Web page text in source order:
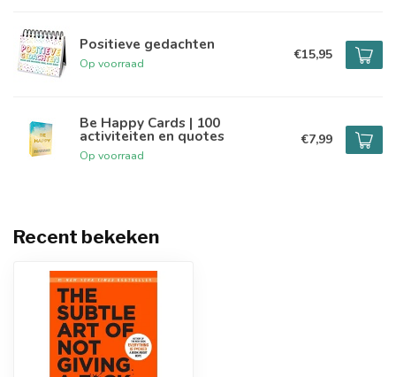
Positieve gedachten
Op voorraad
€15,95
Be Happy Cards | 100
activiteiten en quotes
Op voorraad
€7,99
Recent bekeken